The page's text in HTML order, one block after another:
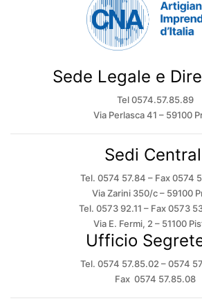
Sede Legale e
Tel 0574.57.85.89
Via Perlasca 41 – 59100
Sedi
Tel. 0574 57.84 – Fax 0574
Via Zarini 350/c – 59100
Tel. 0573 92.11 – Fax 0573
Via E. Fermi, 2 – 51100
Ufficio
Tel. 0574 57.85.02 – 0574
Fax 0574 57.85.08